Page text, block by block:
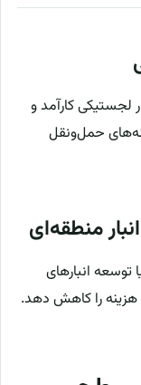
لجستیکی کارآمد و
حمل‌ونقل
منطقه‌ای
توسعه انبارهای
هزینه را کاهش دهد.